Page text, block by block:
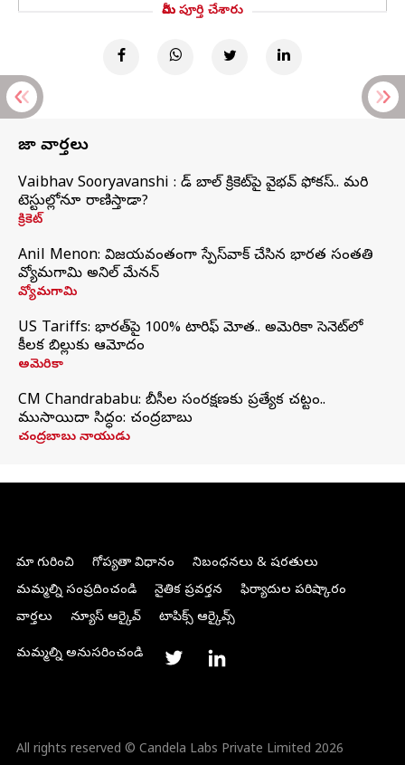
మీరు పూర్తి చేశారు
తాజా వార్తలు
Vaibhav Sooryavanshi : రెడ్ బాల్ క్రికెట్‌పై వైభవ్ ఫోకస్.. మరి
టెస్టుల్లోనూ రాణిస్తాడా?
క్రికెట్
Anil Menon: విజయవంతంగా స్పేస్‌వాక్‌ చేసిన భారత సంతతి
వ్యోమగామి అనిల్‌ మేనన్
వ్యోమగామి
US Tariffs: భారత్‌పై 100% టారిఫ్‌ మోత.. అమెరికా సెనెట్‌లో
కీలక బిల్లుకు ఆమోదం
అమెరికా
CM Chandrababu: బీసీల సంరక్షణకు ప్రత్యేక చట్టం..
ముసాయిదా సిద్ధం: చంద్రబాబు
చంద్రబాబు నాయుడు
మా గురించి గోప్యతా విధానం
నిబంధనలు & షరతులు
మమ్మల్ని సంప్రదించండి
నైతిక ప్రవర్తన
ఫిర్యాదుల పరిష్కారం
వార్తలు
న్యూస్ ఆర్కైవ్ టాపిక్స్ ఆర్కైవ్స్
మమ్మల్ని అనుసరించండి
All rights reserved © Candela Labs Private Limited 2026